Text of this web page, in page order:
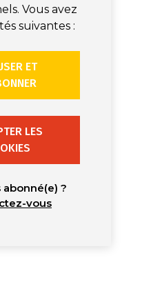
Vous avez
suivantes :
ET
LES
abonné(e) ?
vous